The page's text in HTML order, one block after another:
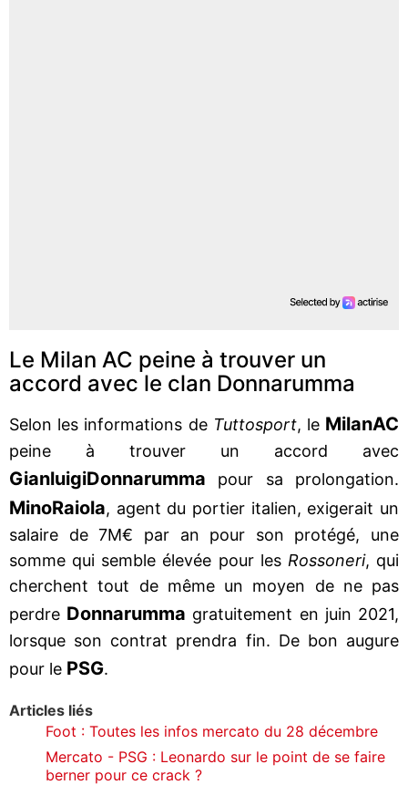
Le Milan AC peine à trouver un
accord avec le clan Donnarumma
Selon les informations de Tuttosport, le MilanAC
peine à trouver un accord avec
GianluigiDonnarumma pour sa prolongation.
MinoRaiola, agent du portier italien, exigerait un
salaire de 7M€ par an pour son protégé, une
somme qui semble élevée pour les Rossoneri, qui
cherchent tout de même un moyen de ne pas
perdre Donnarumma gratuitement en juin 2021,
lorsque son contrat prendra fin. De bon augure
pour le PSG.
Articles liés
Foot : Toutes les infos mercato du 28 décembre
Mercato - PSG : Leonardo sur le point de se faire
berner pour ce crack ?